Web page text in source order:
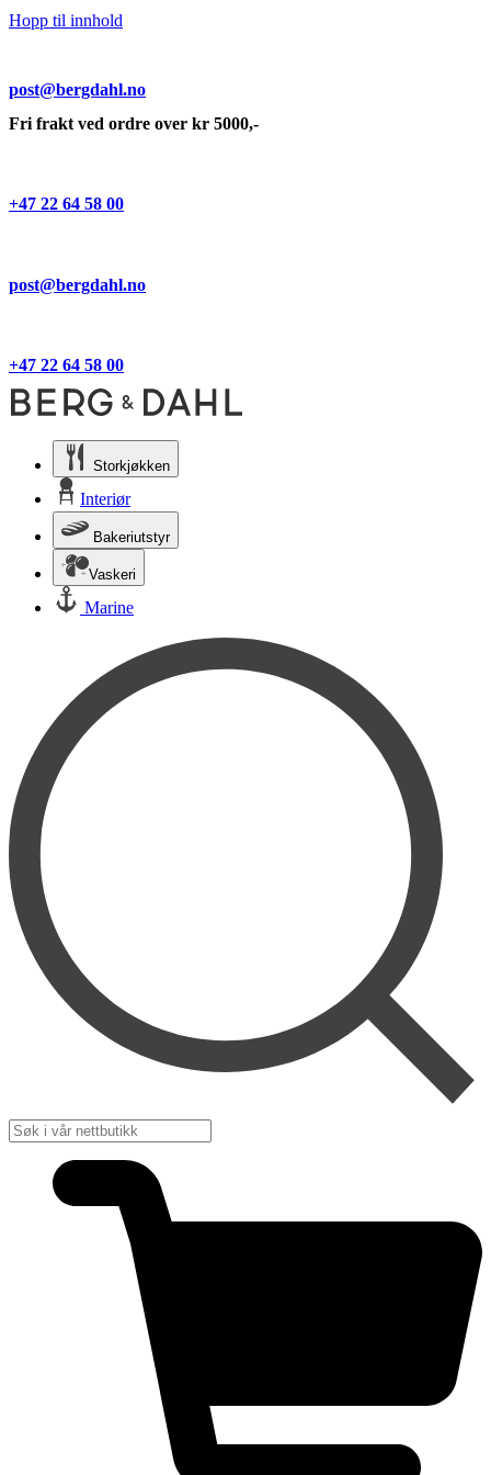
Hopp til innhold
post@bergdahl.no
Fri frakt ved ordre over kr 5000,-
+47 22 64 58 00
post@bergdahl.no
+47 22 64 58 00
Storkjøkken
Interiør
Bakeriutstyr
Vaskeri
Marine